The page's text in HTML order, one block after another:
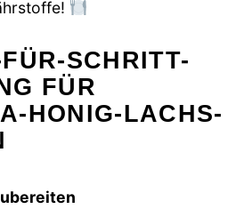
SCHRITT-
FÜR
HONIG-LACHS-